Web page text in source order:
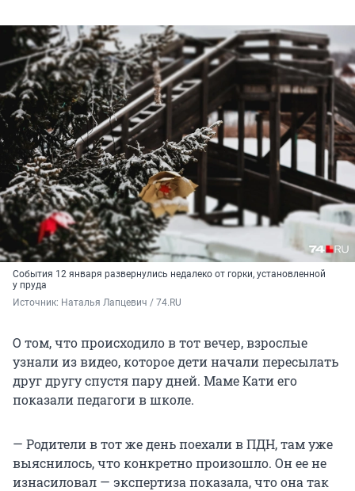
События 12 января развернулись недалеко от горки, установленной
у пруда
Источник: Наталья Лапцевич / 74.RU
О том, что происходило в тот вечер, взрослые
узнали из видео, которое дети начали пересылать
друг другу спустя пару дней. Маме Кати его
показали педагоги в школе.
— Родители в тот же день поехали в ПДН, там уже
выяснилось, что конкретно произошло. Он ее не
изнасиловал — экспертиза показала, что она так